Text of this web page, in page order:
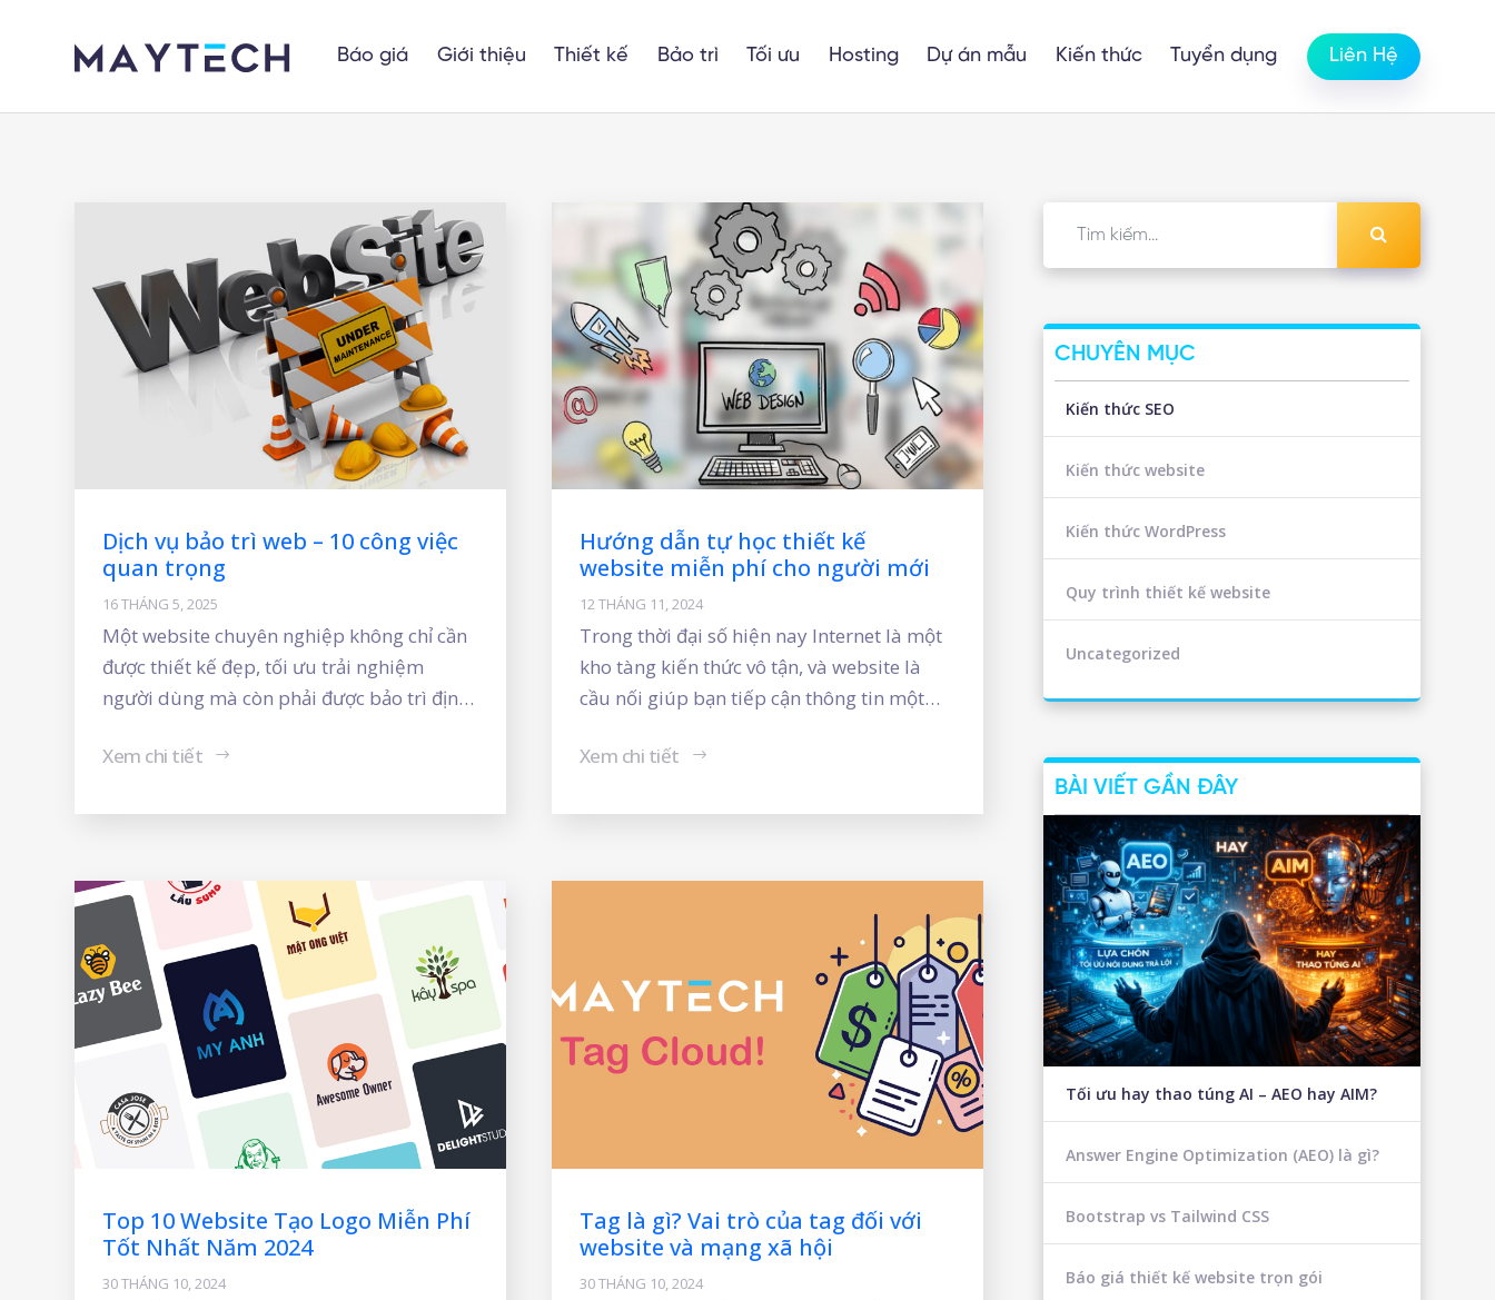
Báo giá Giới thiệu Thiết kế Bảo trì Tối ưu Hosting Dự án mẫu Kiến thức Tuyển dụng Liên Hệ
Dịch vụ bảo trì web – 10 công việc
quan trọng
16 THÁNG 5, 2025
Một website chuyên nghiệp không chỉ cần
được thiết kế đẹp, tối ưu trải nghiệm
người dùng mà còn phải được bảo trì định
và hiệu quả. Nếu quý khách không có kiến
dịch vụ bảo trì
Xem chi tiết
Hướng dẫn tự học thiết kế
website miễn phí cho người mới
12 THÁNG 11, 2024
Trong thời đại số hiện nay Internet là một
kho tàng kiến thức vô tận, và website là
cầu nối giúp bạn tiếp cận thông tin một
thân thiện với người dùng không chỉ giúp
rộng thị trường, tiếp
Xem chi tiết
Top 10 Website Tạo Logo Miễn Phí
Tốt Nhất Năm 2024
30 THÁNG 10, 2024
Tag là gì? Vai trò của tag đối với
website và mạng xã hội
30 THÁNG 10, 2024
CHUYÊN MỤC
Kiến thức SEO
Kiến thức website
Kiến thức WordPress
Quy trình thiết kế website
Uncategorized
BÀI VIẾT GẦN ĐÂY
Tối ưu hay thao túng AI – AEO hay AIM?
Answer Engine Optimization (AEO) là gì?
Bootstrap vs Tailwind CSS
Báo giá thiết kế website trọn gói